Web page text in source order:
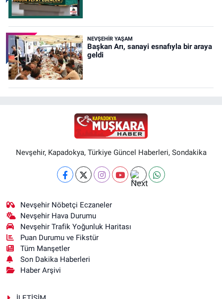
NEVŞEHIR YAŞAM
Başkan Arı, sanayi esnafıyla bir araya
geldi
Nevşehir, Kapadokya, Türkiye Güncel Haberleri, Sondakika
Nevşehir Nöbetçi Eczaneler
Nevşehir Hava Durumu
Nevşehir Trafik Yoğunluk Haritası
Puan Durumu ve Fikstür
Tüm Manşetler
Son Dakika Haberleri
Haber Arşivi